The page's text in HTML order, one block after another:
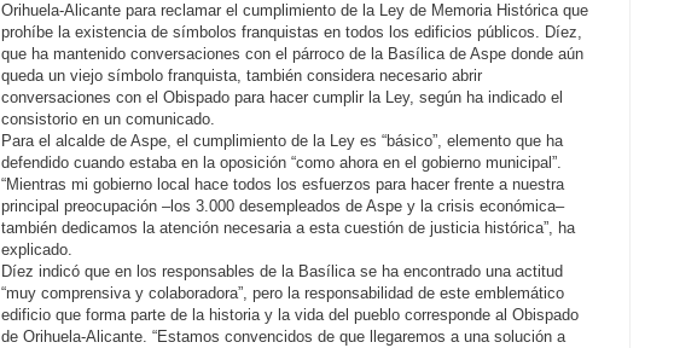
Orihuela-Alicante para reclamar el cumplimiento de la Ley de Memoria Histórica que
prohíbe la existencia de símbolos franquistas en todos los edificios públicos. Díez,
que ha mantenido conversaciones con el párroco de la Basílica de Aspe donde aún
queda un viejo símbolo franquista, también considera necesario abrir
conversaciones con el Obispado para hacer cumplir la Ley, según ha indicado el
consistorio en un comunicado.
Para el alcalde de Aspe, el cumplimiento de la Ley es “básico”, elemento que ha
defendido cuando estaba en la oposición “como ahora en el gobierno municipal”.
“Mientras mi gobierno local hace todos los esfuerzos para hacer frente a nuestra
principal preocupación –los 3.000 desempleados de Aspe y la crisis económica–
también dedicamos la atención necesaria a esta cuestión de justicia histórica”, ha
explicado.
Díez indicó que en los responsables de la Basílica se ha encontrado una actitud
“muy comprensiva y colaboradora”, pero la responsabilidad de este emblemático
edificio que forma parte de la historia y la vida del pueblo corresponde al Obispado
de Orihuela-Alicante. “Estamos convencidos de que llegaremos a una solución a